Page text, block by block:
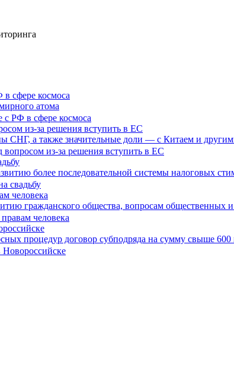
в сфере космоса
атома
из-за решения вступить в ЕС
СНГ, а также значительные доли — с Китаем и
более последовательной системы налоговых
человека
гражданского общества, вопросам общественных
процедур договор субподряда на сумму свыше